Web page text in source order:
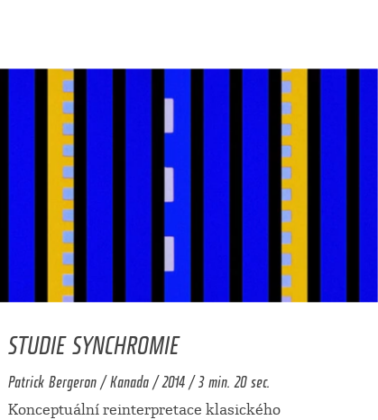
STUDIE SYNCHROMIE
Patrick Bergeron / Kanada / 2014 / 3 min. 20 sec.
Konceptuální reinterpretace klasického